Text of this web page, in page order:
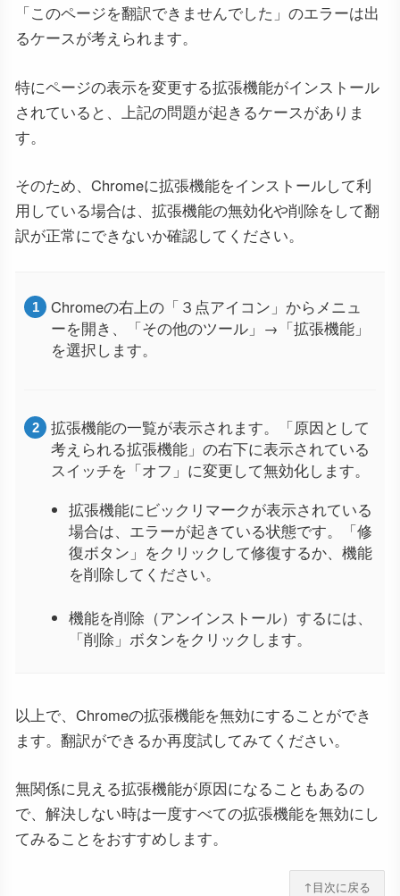
「このページを翻訳できませんでした」のエラーは出
るケースが考えられます。
特にページの表示を変更する拡張機能がインストール
されていると、上記の問題が起きるケースがありま
す。
そのため、Chromeに拡張機能をインストールして利
用している場合は、拡張機能の無効化や削除をして翻
訳が正常にできないか確認してください。
Chromeの右上の「３点アイコン」からメニュ
ーを開き、「その他のツール」→「拡張機能」
を選択します。
拡張機能の一覧が表示されます。「原因として
考えられる拡張機能」の右下に表示されている
スイッチを「オフ」に変更して無効化します。
拡張機能にビックリマークが表示されている
場合は、エラーが起きている状態です。「修
復ボタン」をクリックして修復するか、機能
を削除してください。
機能を削除（アンインストール）するには、
「削除」ボタンをクリックします。
以上で、Chromeの拡張機能を無効にすることができ
ます。翻訳ができるか再度試してみてください。
無関係に見える拡張機能が原因になることもあるの
で、解決しない時は一度すべての拡張機能を無効にし
てみることをおすすめします。
↑目次に戻る